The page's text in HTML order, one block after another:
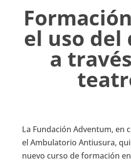
el uso del
a
La Fundación Adventum, en
el Ambulatorio Antiusura,
nuevo curso de formación